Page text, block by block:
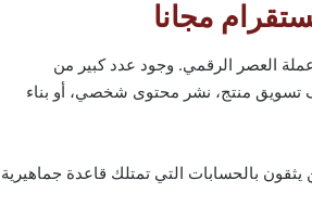
مجانا
العصر الرقمي. وجود عدد كبير من
تسويق منتج، نشر محتوى شخصي، أو بناء
أن أكثر من 80% من المستخدمين يثقون بالحسابات التي تمتلك قاعدة جماهيرية